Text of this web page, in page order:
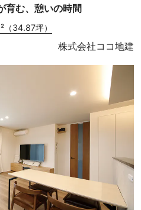
育む、憩いの時間
（34.87坪）
株式会社ココ地建